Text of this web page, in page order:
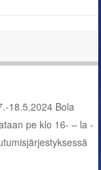
18.5.2024 Bola
pe klo 16- – la -